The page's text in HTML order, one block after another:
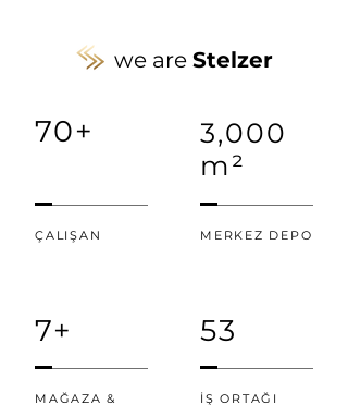
we are Stelzer
70+
3,000
m²
ÇALIŞAN MERKEZ DEPO
7+
MAĞAZA &
53
İŞ ORTAĞI